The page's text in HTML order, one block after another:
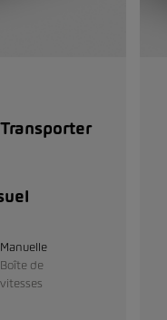
Manuelle
Boîte de
vitesses